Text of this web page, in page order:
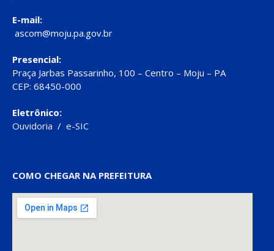
E-mail:
ascom@moju.pa.gov.br
Presencial:
Praça Jarbas Passarinho, 100 – Centro – Moju – PA
CEP: 68450-000
Eletrônico:
Ouvidoria / e-SIC
COMO CHEGAR NA PREFEITURA